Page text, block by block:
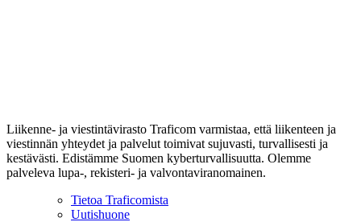
Liikenne- ja viestintävirasto Traficom varmistaa, että liikenteen ja
viestinnän yhteydet ja palvelut toimivat sujuvasti, turvallisesti ja
kestävästi. Edistämme Suomen kyberturvallisuutta. Olemme
palveleva lupa-, rekisteri- ja valvontaviranomainen.
Tietoa Traficomista
Uutishuone